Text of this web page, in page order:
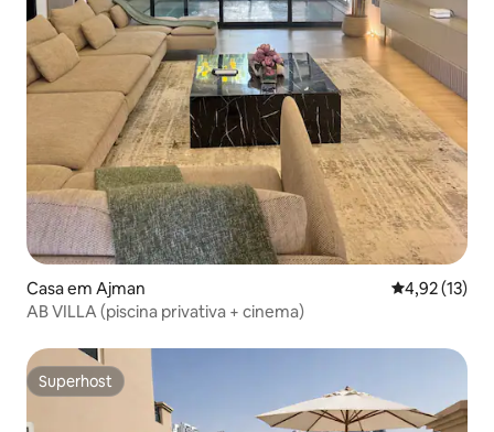
Casa em Ajman Classificação
4,92 (13)
AB VILLA (piscina privativa + cinema)
Superhost
Superhost